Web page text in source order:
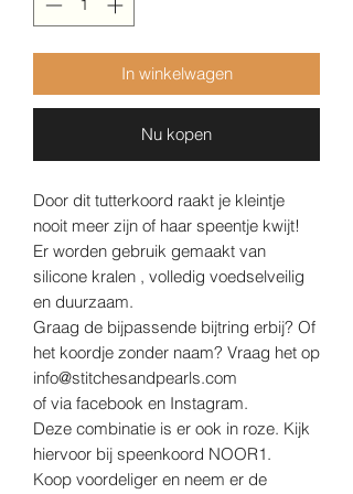
In winkelwagen
Nu kopen
Door dit tutterkoord raakt je kleintje
nooit meer zijn of haar speentje kwijt!
Er worden gebruik gemaakt van
silicone kralen , volledig voedselveilig
en duurzaam.
Graag de bijpassende bijtring erbij? Of
het koordje zonder naam? Vraag het op
info@stitchesandpearls.com
of via facebook en Instagram.
Deze combinatie is er ook in roze. Kijk
hiervoor bij speenkoord NOOR1.
Koop voordeliger en neem er de